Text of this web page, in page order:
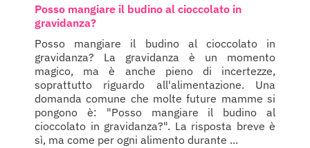
Posso mangiare il budino al cioccolato in
gravidanza?
Posso mangiare il budino al cioccolato in
gravidanza? La gravidanza è un momento
magico, ma è anche pieno di incertezze,
soprattutto riguardo all'alimentazione. Una
domanda comune che molte future mamme si
pongono è: "Posso mangiare il budino al
cioccolato in gravidanza?". La risposta breve è
sì, ma come per ogni alimento durante ...